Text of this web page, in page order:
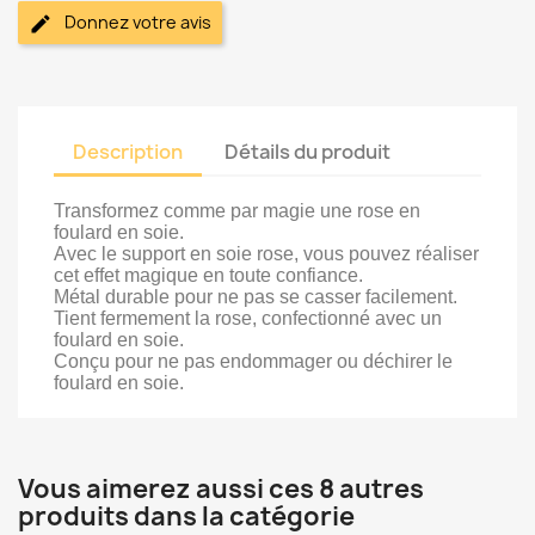
Donnez votre avis
Description Détails du produit
Transformez comme par magie une rose en
foulard en soie.
Avec le support en soie rose, vous pouvez réaliser
cet effet magique en toute confiance.
Métal durable pour ne pas se casser facilement.
Tient fermement la rose, confectionné avec un
foulard en soie.
Conçu pour ne pas endommager ou déchirer le
foulard en soie.
Vous aimerez aussi ces 8 autres
produits dans la catégorie